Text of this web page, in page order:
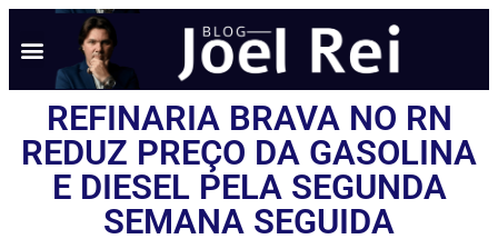
REFINARIA BRAVA NO RN
REDUZ PREÇO DA GASOLINA
E DIESEL PELA SEGUNDA
SEMANA SEGUIDA